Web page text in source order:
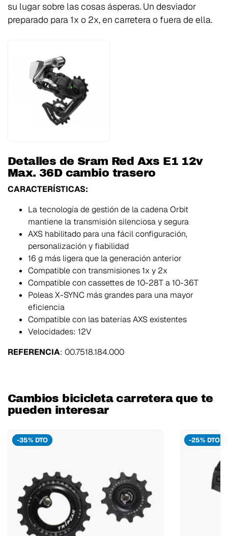
su lugar sobre las cosas ásperas. Un desviador
preparado para 1x o 2x, en carretera o fuera de ella.
Detalles de Sram Red Axs E1 12v
Max. 36D cambio trasero
CARACTERÍSTICAS:
La tecnología de gestión de la cadena Orbit
mantiene la transmisión silenciosa y segura
AXS habilitado para una fácil configuración,
personalización y fiabilidad
16 g más ligera que la generación anterior
Compatible con transmisiones 1x y 2x
Compatible con cassettes de 10-28T a 10-36T
Poleas X-SYNC más grandes para una mayor
eficiencia
Compatible con las baterías AXS existentes
Velocidades: 12V
REFERENCIA: 00.7518.184.000
Cambios bicicleta carretera que te
pueden interesar
-35% DTO -25% DTO